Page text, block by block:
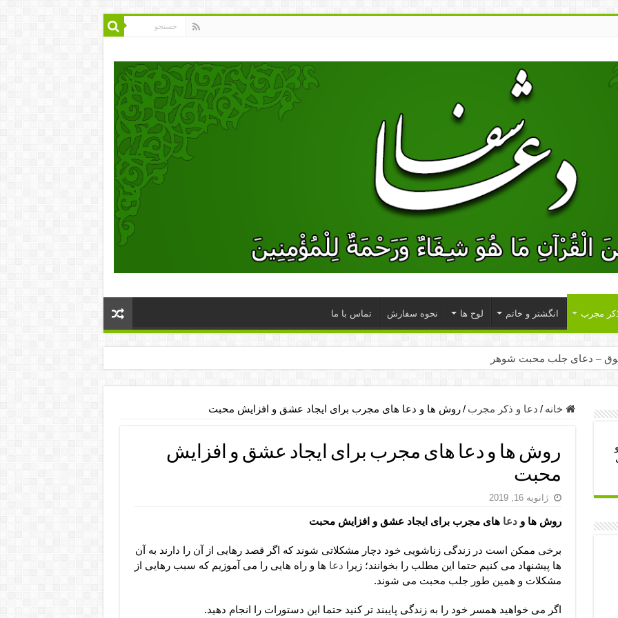
مجرب انگشتر و خاتم لوح ها نحوه سفارش تماس با ما
– دعای جلب محبت شوهر
– دعای یا من اظهر الجمیل برای حاجت
آن ها – ذکر مخصوص مستجاب الدعوه شدن
– دعای ترس و بی خوابی کودکان
دعای رفع مشکلات و طلب حاجت
– آیه‌ جلب ثروت و برکت مال
چشم زخم – دعای چشم زخم ماشاالله
برای آرامش قلب و رفع اضطراب
روز – دعای ثروت حضرت سلیمان
خانه / دعا و ذکر مجرب / روش ها و دعا های مجرب برای ایجاد عشق و افزایش محبت
روش ها و دعا های مجرب برای ایجاد عشق و افزایش
محبت
ژانویه 16, 2019
روش ها ودعا های مجرب برای ایجاد عشق و افزایش محبت
برخی ممکن است در زندگی زناشویی خود دچار مشکلاتی شوند که اگر قصد رهایی از آن را دارند به آن
ها پیشنهاد می کنیم حتما این مطلب را بخوانند؛ زیرا دعا ها و راه هایی را می آموزیم که سبب رهایی از
مشکلات و همین طور جلب محبت می شوند.
اگر می خواهید همسر خود را به زندگی پایبند تر کنید حتما این دستورات را انجام دهید.